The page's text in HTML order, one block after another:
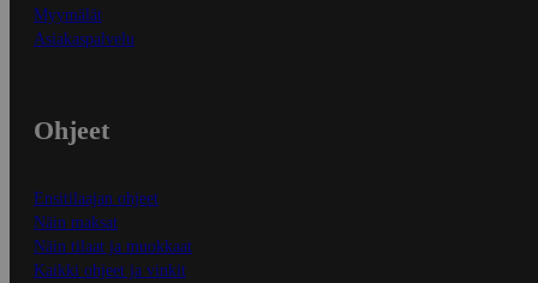
Myymälät
Asiakaspalvelu
Ohjeet
Ensitilaajan ohjeet
Näin maksat
Näin tilaat ja muokkaat
Kaikki ohjeet ja vinkit